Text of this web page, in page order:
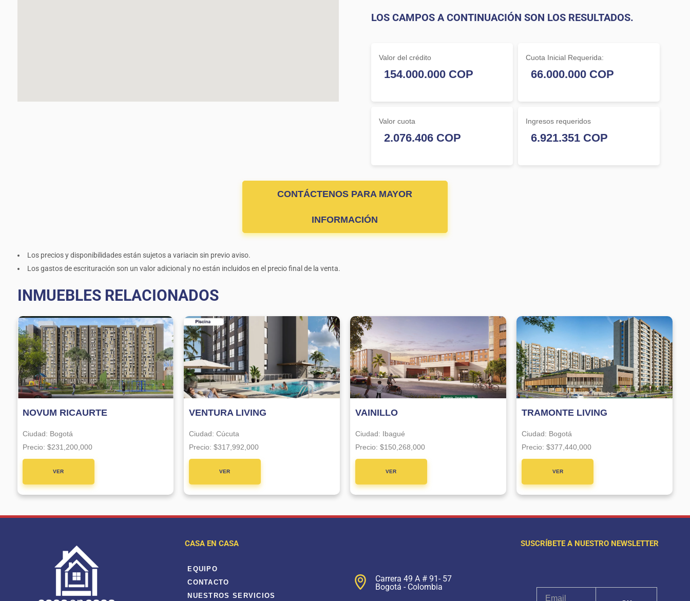
LOS CAMPOS A CONTINUACIÓN SON LOS RESULTADOS.
Valor del crédito Cuota Inicial Requerida:
Valor cuota Ingresos requeridos
CONTÁCTENOS PARA MAYOR
INFORMACIÓN
Los precios y disponibilidades están sujetos a variacin sin previo aviso.
Los gastos de escrituración son un valor adicional y no están incluidos en el precio final de la venta.
INMUEBLES RELACIONADOS
NOVUM RICAURTE
Ciudad: Bogotá
Precio: $231,200,000
VER
PROYECTO
VENTURA LIVING
Ciudad: Cúcuta
Precio: $317,992,000
VER
PROYECTO
VAINILLO
Ciudad: Ibagué
Precio: $150,268,000
VER
PROYECTO
TRAMONTE LIVING
Ciudad: Bogotá
Precio:$377,440,000
VER
PROYECTO
CASA EN CASA
EQUIPO
CONTACTO
NUESTROS SERVICIOS
Carrera 49 A # 91- 57
Bogotá - Colombia
SUSCRÍBETE A NUESTRO NEWSLETTER